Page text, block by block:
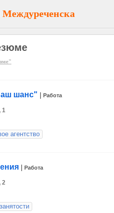
Междуреченска
шанс" Работа
1
агентство
Работа
2